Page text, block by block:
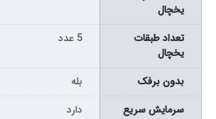
یخچال
تعداد طبقات
یخچال
5 عدد
بدون برفک
بله
سرمایش سریع
دارد